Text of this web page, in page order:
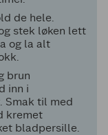
de hele.
stek løken lett
og la alt
brun
inn i
Smak til med
kremet
bladpersille.